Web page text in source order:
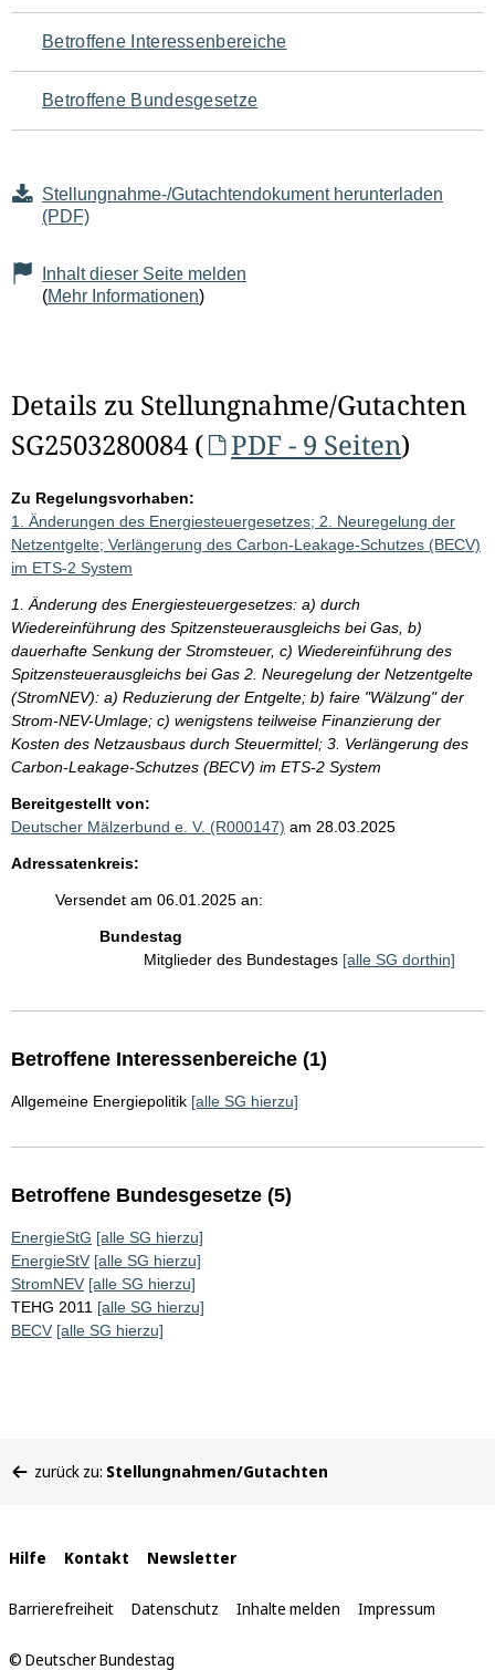
für
den
Seiteninhalt
Betroffene Interessenbereiche
Betroffene Bundesgesetze
Stellungnahme-/Gutachtendokument herunterladen
(PDF)
Inhalt dieser Seite melden
(Mehr Informationen)
Details zu Stellungnahme/Gutachten
SG2503280084 (
PDF - 9 Seiten)
Zu Regelungsvorhaben:
1. Änderungen des Energiesteuergesetzes; 2. Neuregelung der
Netzentgelte; Verlängerung des Carbon-Leakage-Schutzes (BECV)
im ETS-2 System
1. Änderung des Energiesteuergesetzes: a) durch
Wiedereinführung des Spitzensteuerausgleichs bei Gas, b)
dauerhafte Senkung der Stromsteuer, c) Wiedereinführung des
Spitzensteuerausgleichs bei Gas 2. Neuregelung der Netzentgelte
(StromNEV): a) Reduzierung der Entgelte; b) faire "Wälzung" der
Strom-NEV-Umlage; c) wenigstens teilweise Finanzierung der
Kosten des Netzausbaus durch Steuermittel; 3. Verlängerung des
Carbon-Leakage-Schutzes (BECV) im ETS-2 System
Bereitgestellt von:
Deutscher Mälzerbund e. V. (R000147) am 28.03.2025
Adressatenkreis:
Versendet am 06.01.2025 an:
Bundestag
Mitglieder des Bundestages [alle SG dorthin]
Betroffene Interessenbereiche (1)
Allgemeine Energiepolitik [alle SG hierzu]
Betroffene Bundesgesetze (5)
EnergieStG [alle SG hierzu]
EnergieStV [alle SG hierzu]
StromNEV [alle SG hierzu]
TEHG 2011 [alle SG hierzu]
BECV [alle SG hierzu]
befinden
zurück zu: Stellungnahmen/Gutachten
Interne
Links
Hilfe Kontakt Newsletter
Barrierefreiheit Datenschutz Inhalte melden Impressum
© Deutscher Bundestag